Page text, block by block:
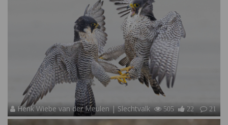
Henk Wiebe van der Meulen | Slechtvalk 505 22 21